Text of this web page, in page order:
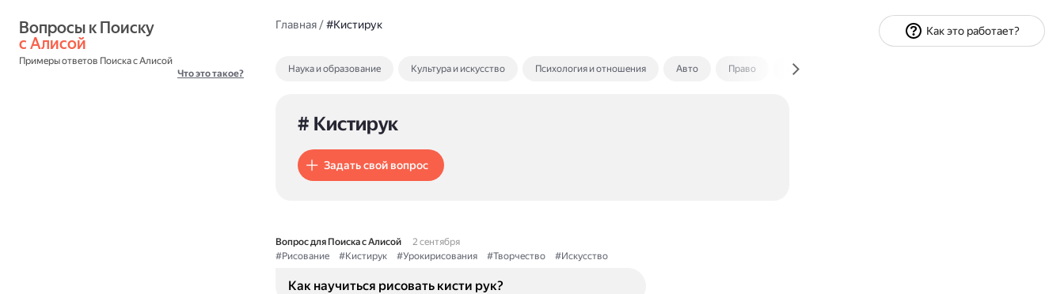
с Алисой
Примеры ответов Поиска с Алисой
Что это такое?
Главная/#Кистирук
Наука и образование Культура и искусство Психология и отношения Авто Право Экономика и финансы
# Кистирук
Задать свой вопрос
Вопрос для Поиска с Алисой
2 сентября
#Рисование
#Кистирук #Урокирисования #Творчество #Искусство
Как научиться рисовать кисти рук?
Как это работает?